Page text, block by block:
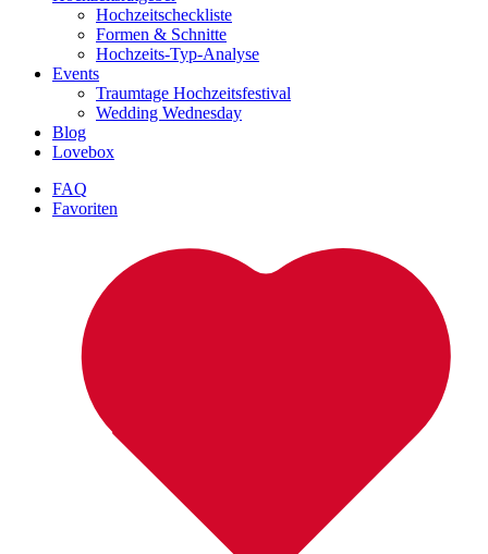
Hochzeitscheckliste
Formen & Schnitte
Hochzeits-Typ-Analyse
Events
Traumtage Hochzeitsfestival
Wedding Wednesday
Blog
Lovebox
FAQ
Favoriten